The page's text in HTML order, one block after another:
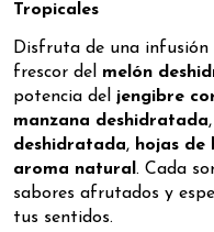
Tropicales
Disfruta de una infusión
frescor del melón
potencia del jengibre
manzana deshidratada,
deshidratada, hojas de
aroma natural . Cada
sabores afrutados y
tus sentidos.